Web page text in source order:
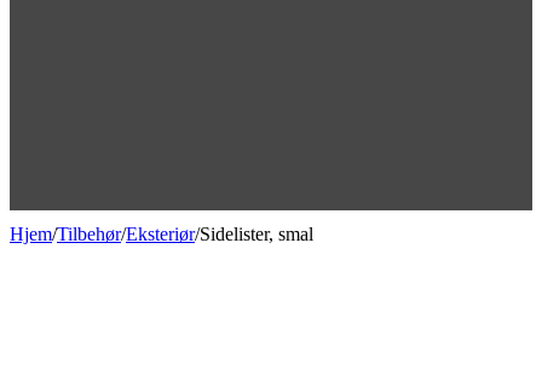
Hjem/Tilbehør/Eksteriør/Sidelister, smal